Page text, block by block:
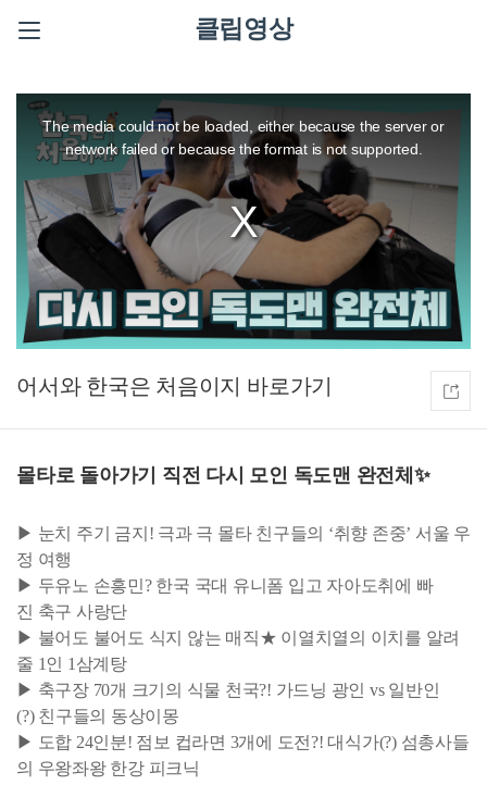
클립영상
modal
window.
The media could not be loaded, either because the server or
network failed or because the format is not supported.
어서와 한국은 처음이지
몰타로 돌아가기 직전 다시 모인 독도맨 완전체✨
▶ 눈치 주기 금지! 극과 극 몰타 친구들의 ‘취향 존중’ 서울 우
정 여행
▶ 두유노 손흥민? 한국 국대 유니폼 입고 자아도취에 빠
진 축구 사랑단
▶ 불어도 불어도 식지 않는 매직★ 이열치열의 이치를 알려
줄 1인 1삼계탕
▶ 축구장 70개 크기의 식물 천국?! 가드닝 광인 vs 일반인
(?) 친구들의 동상이몽
▶ 도합 24인분! 점보 컵라면 3개에 도전?! 대식가(?) 섬총사들
의 우왕좌왕 한강 피크닉